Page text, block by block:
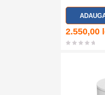
2.550,00